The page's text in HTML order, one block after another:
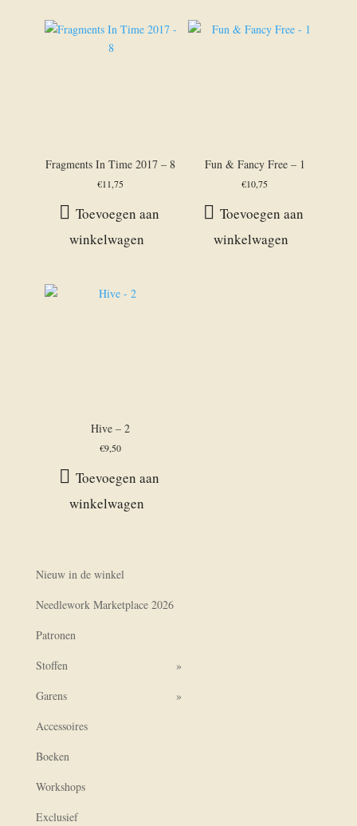
Fragments In Time 2017 – 8
€11,75
Toevoegen aan
winkelwagen
Fun & Fancy Free – 1
€10,75
Toevoegen aan
winkelwagen
Hive – 2
€9,50
Toevoegen aan
winkelwagen
Nieuw in de winkel
Needlework Marketplace 2026
Patronen
Stoffen
Garens
Accessoires
Boeken
Workshops
Exclusief